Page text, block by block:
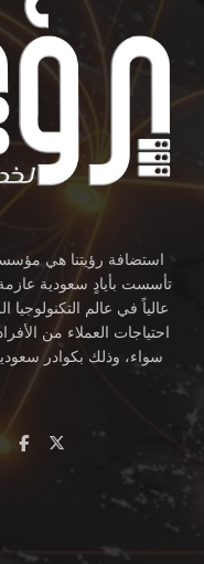
استضافة رؤيتنا هي
تأسست بأيادٍ سعودية
عالياً في عالم التكنولوجيا
احتياجات العملاء من
سواء، وذلك بكوادر